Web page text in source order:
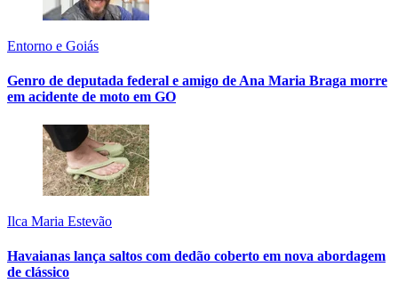
Entorno e Goiás
Genro de deputada federal e amigo de Ana Maria Braga morre
em acidente de moto em GO
Ilca Maria Estevão
Havaianas lança saltos com dedão coberto em nova abordagem
de clássico